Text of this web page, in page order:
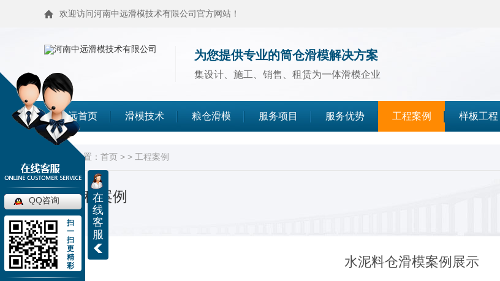
欢迎访问河南中远滑模技术有限公司官方网站！
为您提供专业的筒仓滑模解决方案
集设计、施工、销售、租赁为一体滑模企业
中远首页 滑模技术 粮仓滑模 服务项目
麦仓滑模
造粒塔滑模
高塔滑模
服务优势 工程案例 样板工程
当前位置： 首页 > > 工程案例
工程案例
水泥料仓滑模案例展示
在
线
客
服
QQ咨询
扫
一
扫
更
精
彩